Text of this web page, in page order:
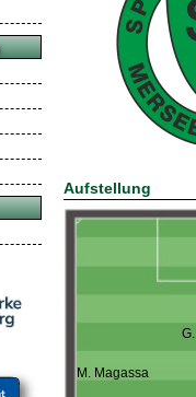
Aufstellung
M. Magassa